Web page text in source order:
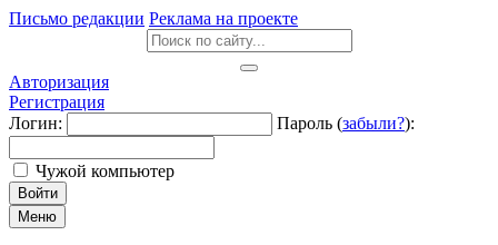
Письмо редакции Реклама на проекте
Авторизация
Регистрация
Логин:
Пароль (забыли?):
Чужой компьютер
Войти
Меню